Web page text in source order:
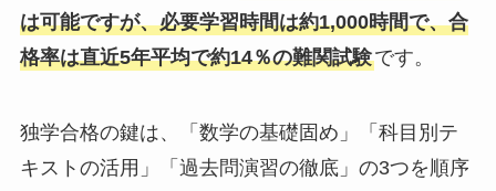
は可能ですが、必要学習時間は約1,000時間で、合
格率は直近5年平均で約14％の難関試験です。
独学合格の鍵は、「数学の基礎固め」「科目別テ
キストの活用」「過去問演習の徹底」の3つを順序